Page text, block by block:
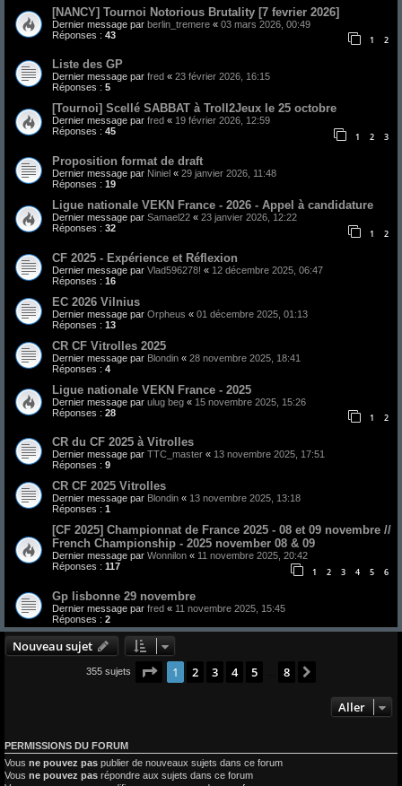
[NANCY] Tournoi Notorious Brutality [7 fevrier 2026]
Dernier message par berlin_tremere « 03 mars 2026, 00:49
Réponses : 43 1 2
Liste des GP
Dernier message par fred « 23 février 2026, 16:15
Réponses : 5
[Tournoi] Scellé SABBAT à Troll2Jeux le 25 octobre
Dernier message par fred « 19 février 2026, 12:59
Réponses : 45 1 2 3
Proposition format de draft
Dernier message par Niniel « 29 janvier 2026, 11:48
Réponses : 19
Ligue nationale VEKN France - 2026 - Appel à candidature
Dernier message par Samael22 « 23 janvier 2026, 12:22
Réponses : 32 1 2
CF 2025 - Expérience et Réflexion
Dernier message par Vlad596278! « 12 décembre 2025, 06:47
Réponses : 16
EC 2026 Vilnius
Dernier message par Orpheus « 01 décembre 2025, 01:13
Réponses : 13
CR CF Vitrolles 2025
Dernier message par Blondin « 28 novembre 2025, 18:41
Réponses : 4
Ligue nationale VEKN France - 2025
Dernier message par ulug beg « 15 novembre 2025, 15:26
Réponses : 28 1 2
CR du CF 2025 à Vitrolles
Dernier message par TTC_master « 13 novembre 2025, 17:51
Réponses : 9
CR CF 2025 Vitrolles
Dernier message par Blondin « 13 novembre 2025, 13:18
Réponses : 1
[CF 2025] Championnat de France 2025 - 08 et 09 novembre //
French Championship - 2025 november 08 & 09
Dernier message par Wonnilon « 11 novembre 2025, 20:42
Réponses : 117 1 2 3 4 5 6
Gp lisbonne 29 novembre
Dernier message par fred « 11 novembre 2025, 15:45
Réponses : 2
Nouveau sujet
355 sujets Page 1sur8
1 2 3 4 5 8
Aller
PERMISSIONS DU FORUM
Vous ne pouvez pas publier de nouveaux sujets dans ce forum
Vous ne pouvez pas répondre aux sujets dans ce forum